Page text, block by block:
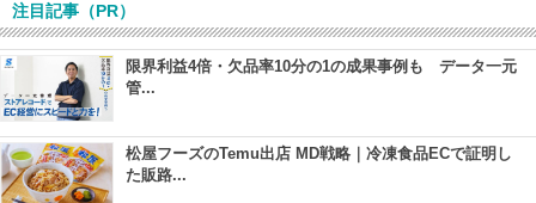
注目記事（PR）
限界利益4倍・欠品率10分の1の成果事例も データ一元
管...
松屋フーズのTemu出店 MD戦略｜冷凍食品ECで証明し
た販路...